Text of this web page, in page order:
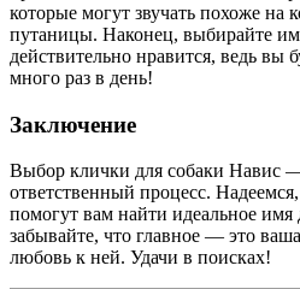
которые могут звучать похоже на
путаницы. Наконец, выбирайте
действительно нравится, ведь вы
много раз в день!
Заключение
Выбор клички для собаки Навис
ответственный процесс.
помогут вам найти идеальное
забывайте, что главное — это
любовь к ней. Удачи в поисках!